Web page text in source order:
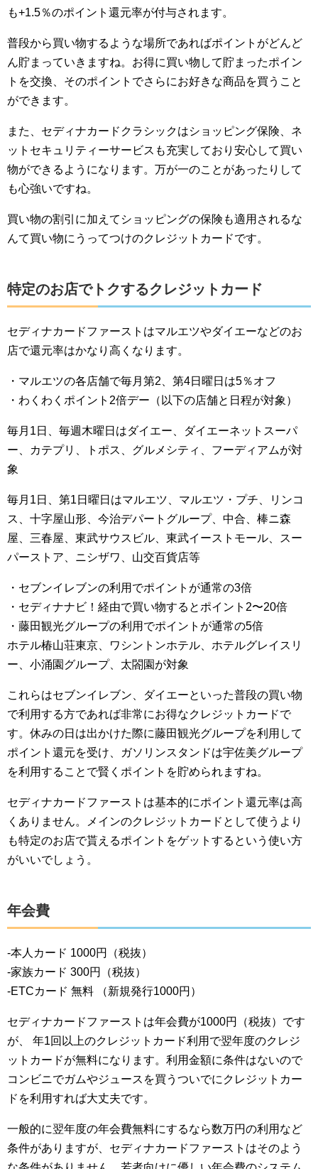
も+1.5％のポイント還元率が付与されます。
普段から買い物するような場所であればポイントがどんど
ん貯まっていきますね。お得に買い物して貯まったポイン
トを交換、そのポイントでさらにお好きな商品を買うこと
ができます。
また、セディナカードクラシックはショッピング保険、ネ
ットセキュリティーサービスも充実しており安心して買い
物ができるようになります。万が一のことがあったりして
も心強いですね。
買い物の割引に加えてショッピングの保険も適用されるな
んて買い物にうってつけのクレジットカードです。
特定のお店でトクするクレジットカード
セディナカードファーストはマルエツやダイエーなどのお
店で還元率はかなり高くなります。
・マルエツの各店舗で毎月第2、第4日曜日は5％オフ
・わくわくポイント2倍デー（以下の店舗と日程が対象）
毎月1日、毎週木曜日はダイエー、ダイエーネットスーパ
ー、カテプリ、トポス、グルメシティ、フーディアムが対
象
毎月1日、第1日曜日はマルエツ、マルエツ・プチ、リンコ
ス、十字屋山形、今治デパートグループ、中合、棒ニ森
屋、三春屋、東武サウスビル、東武イーストモール、スー
パーストア、ニシザワ、山交百貨店等
・セブンイレブンの利用でポイントが通常の3倍
・セディナナビ！経由で買い物するとポイント2〜20倍
・藤田観光グループの利用でポイントが通常の5倍
ホテル椿山荘東京、ワシントンホテル、ホテルグレイスリ
ー、小涌園グループ、太閤園が対象
これらはセブンイレブン、ダイエーといった普段の買い物
で利用する方であれば非常にお得なクレジットカードで
す。休みの日は出かけた際に藤田観光グループを利用して
ポイント還元を受け、ガソリンスタンドは宇佐美グループ
を利用することで賢くポイントを貯められますね。
セディナカードファーストは基本的にポイント還元率は高
くありません。メインのクレジットカードとして使うより
も特定のお店で貰えるポイントをゲットするという使い方
がいいでしょう。
年会費
-本人カード 1000円（税抜）
-家族カード 300円（税抜）
-ETCカード 無料 （新規発行1000円）
セディナカードファーストは年会費が1000円（税抜）です
が、 年1回以上のクレジットカード利用で翌年度のクレジ
ットカードが無料になります。利用金額に条件はないので
コンビニでガムやジュースを買うついでにクレジットカー
ドを利用すれば大丈夫です。
一般的に翌年度の年会費無料にするなら数万円の利用など
条件がありますが、セディナカードファーストはそのよう